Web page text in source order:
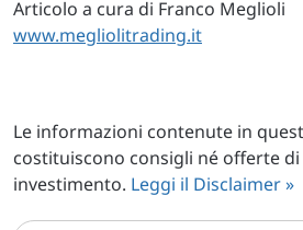
Articolo a cura di Franco Meglioli
www.megliolitrading.it
Le informazioni contenute in
costituiscono consigli né offerte di
investimento. Leggi il Disclaimer »